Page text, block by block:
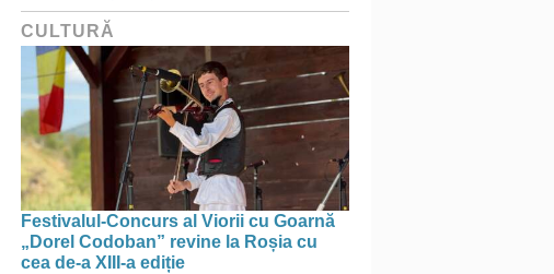
CULTURĂ
Festivalul-Concurs al Viorii cu Goarnă
„Dorel Codoban” revine la Roșia cu
cea de-a XIII-a ediție